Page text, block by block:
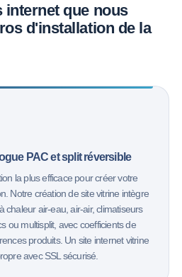
internet que nous
d'installation de la
PAC et split réversible
la plus efficace pour créer votre
Notre création de site vitrine intègre
chaleur air-eau, air-air, climatiseurs
ou multisplit, avec coefficients de
produits. Un site internet vitrine
avec SSL sécurisé.